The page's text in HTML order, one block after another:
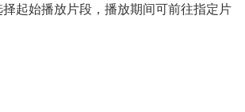
起始播放片段，播放期间可前往指定片